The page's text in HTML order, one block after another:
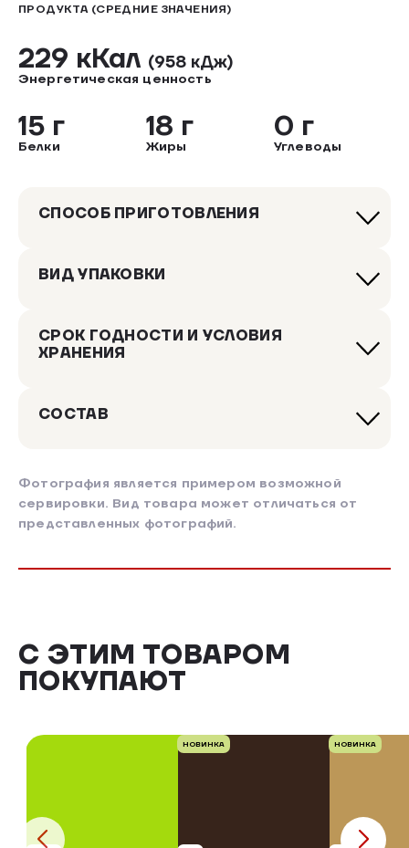
ПРОДУКТА (СРЕДНИЕ ЗНАЧЕНИЯ)
229 кКал (958 кДж)
Энергетическая ценность
15 г
Белки
18 г
Жиры
0 г
Углеводы
СПОСОБ ПРИГОТОВЛЕНИЯ
ВИД УПАКОВКИ
СРОК ГОДНОСТИ И УСЛОВИЯ
ХРАНЕНИЯ
СОСТАВ
Фотография является примером возможной
сервировки. Вид товара может отличаться от
представленных фотографий.
С ЭТИМ ТОВАРОМ
ПОКУПАЮТ
НОВИНКА НОВИНКА